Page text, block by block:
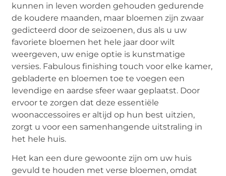
kunnen in leven worden gehouden gedurende
de koudere maanden, maar bloemen zijn zwaar
gedicteerd door de seizoenen, dus als u uw
favoriete bloemen het hele jaar door wilt
weergeven, uw enige optie is kunstmatige
versies. Fabulous finishing touch voor elke kamer,
gebladerte en bloemen toe te voegen een
levendige en aardse sfeer waar geplaatst. Door
ervoor te zorgen dat deze essentiële
woonaccessoires er altijd op hun best uitzien,
zorgt u voor een samenhangende uitstraling in
het hele huis.
Het kan een dure gewoonte zijn om uw huis
gevuld te houden met verse bloemen, omdat